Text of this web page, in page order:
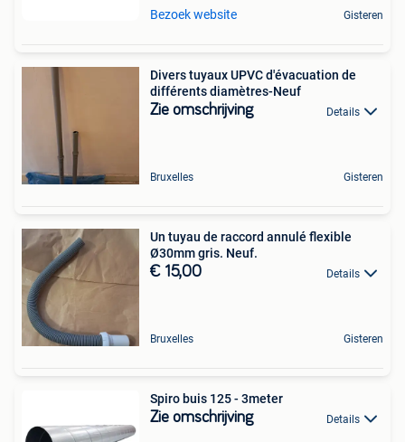
Bezoek website Gisteren
Divers tuyaux UPVC d'évacuation de
différents diamètres-Neuf
Zie omschrijving Details
Bruxelles Gisteren
Un tuyau de raccord annulé flexible
Ø30mm gris. Neuf.
€ 15,00 Details
Bruxelles Gisteren
Spiro buis 125 - 3meter
Zie omschrijving Details